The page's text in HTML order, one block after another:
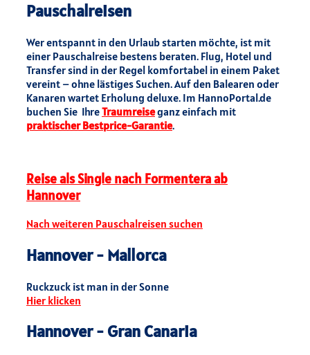
Pauschalreisen
Wer entspannt in den Urlaub starten möchte, ist mit
einer Pauschalreise bestens beraten. Flug, Hotel und
Transfer sind in der Regel komfortabel in einem Paket
vereint – ohne lästiges Suchen. Auf den Balearen oder
Kanaren wartet Erholung deluxe. Im HannoPortal.de
buchen Sie IhreTraumreiseganz einfach mit
praktischer Bestprice-Garantie.
Reise als Single nach Formentera ab
Hannover
Nach weiteren Pauschalreisen suchen
Hannover - Mallorca
Ruckzuck ist man in der Sonne
Hier klicken
Hannover - Gran Canaria